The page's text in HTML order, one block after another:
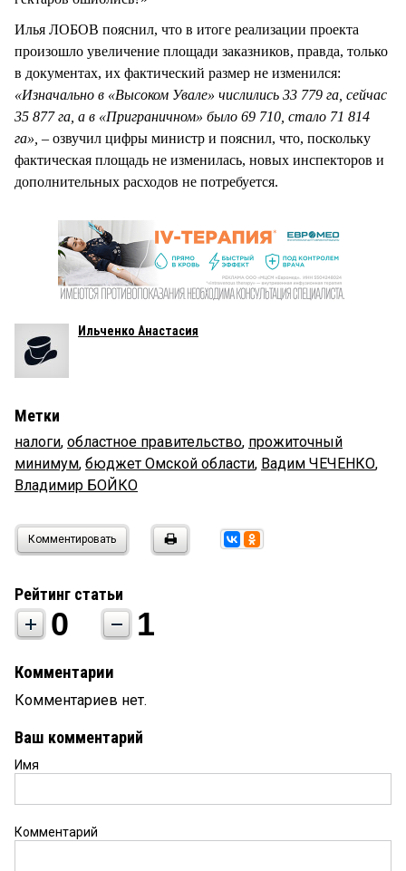
Илья ЛОБОВ пояснил, что в итоге реализации проекта
произошло увеличение площади заказников, правда, только
в документах, их фактический размер не изменился:
«Изначально в «Высоком Увале» числились 33 779 га, сейчас
35 877 га, а в «Приграничном» было 69 710, стало 71 814
га», – озвучил цифры министр и пояснил, что, поскольку
фактическая площадь не изменилась, новых инспекторов и
дополнительных расходов не потребуется.
Ильченко Анастасия
Метки
налоги, областное правительство, прожиточный
минимум, бюджет Омской области, Вадим ЧЕЧЕНКО,
Владимир БОЙКО
Комментировать
Рейтинг статьи
0 1
Комментарии
Комментариев нет.
Ваш комментарий
Имя
Комментарий